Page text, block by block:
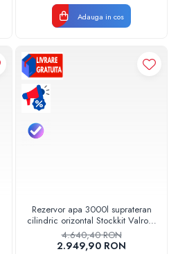
Adauga in cos
Rezervor apa 3000l suprateran
cilindric orizontal Stockkit Valrom
49013000001
4.640,40 RON
2.949,90 RON